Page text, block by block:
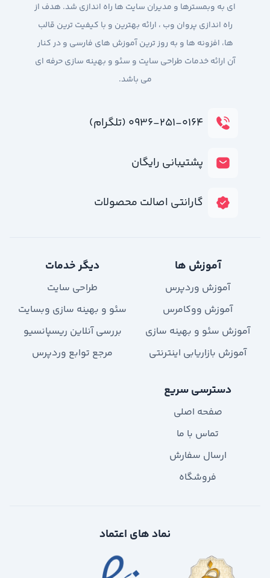
ای به وبمسترها و مدیران سایت ها راه اندازی شد. هدف از
راه اندازی پروان وب ، ارائه بهترین و با کیفیت ترین قالب
ها، افزونه ها و به روز ترین آموزش های فارسی و در کنار
آن ارائه خدمات طراحی سایت و سئو و بهینه سازی حرفه ای
می باشد.
۰۹۳۶-۲۵۱-۰۱۶۴ (تلگرام)
پشتیبانی رایگان
گارانتی اصالت محصولات
آموزش ها
آموزش وردپرس
آموزش ووکامرس
آموزش سئو و بهینه سازی
آموزش بازاریابی اینترنتی
دیگر خدمات
طراحی سایت
سئو و بهینه سازی وبسایت
بررسی آنلاین ریسپانسیو
مرجع توابع وردپرس
دسترسی سریع
صفحه اصلی
تماس با ما
ارسال سفارش
فروشگاه
نماد های اعتماد